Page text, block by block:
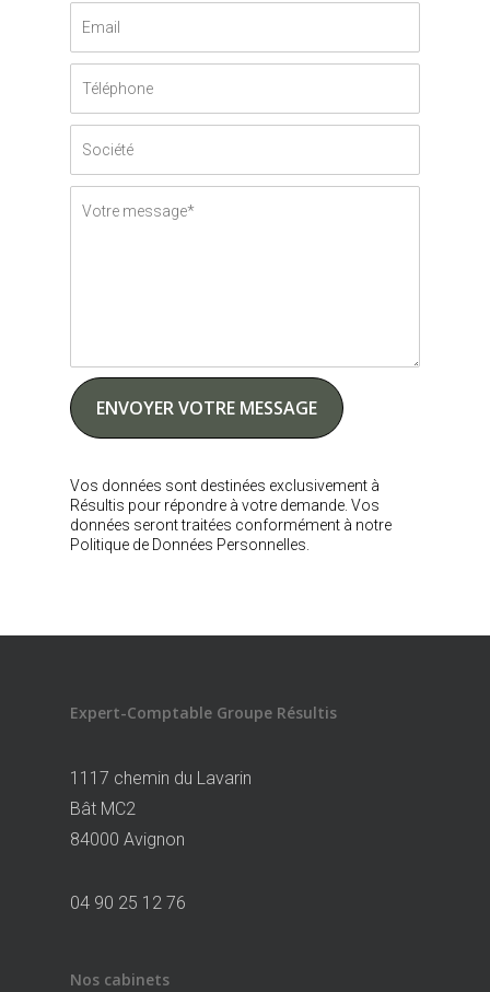
Vos données sont destinées exclusivement à
Résultis pour répondre à votre demande. Vos
données seront traitées conformément à notre
Politique de Données Personnelles.
Expert-Comptable Groupe Résultis
1117 chemin du Lavarin
Bât MC2
84000 Avignon
04 90 25 12 76
Nos cabinets